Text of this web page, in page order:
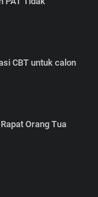
CBT untuk calon
Orang Tua